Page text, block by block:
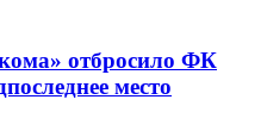
отбросило ФК
место